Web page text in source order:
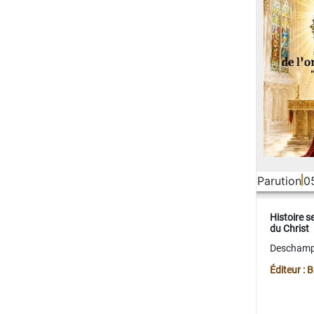
Parution
Histoire
du Christ
Éditeur :